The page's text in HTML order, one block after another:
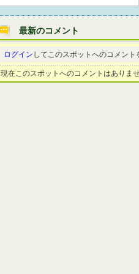
最新のコメント
ログイン してこのスポットへのコメント
現在このスポットへのコメントはありませ